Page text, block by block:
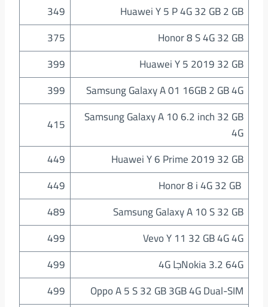
Huawei Y 5 P 4G 32 GB 2 GB
349
Honor 8 S 4G 32 GB
375
Huawei Y 5 2019 32 GB
399
Samsung Galaxy A 01 16GB 2 GB 4G
399
Samsung Galaxy A 10 6.2 inch 32 GB
4G
415
Huawei Y 6 Prime 2019 32 GB
449
Honor 8 i 4G 32 GB
449
Samsung Galaxy A 10 S 32 GB
489
Vevo Y 11 32 GB 4G 4G
499
Nokia 3.2 64Gجا 4G
499
Oppo A 5 S 32 GB 3GB 4G Dual-SIM
499